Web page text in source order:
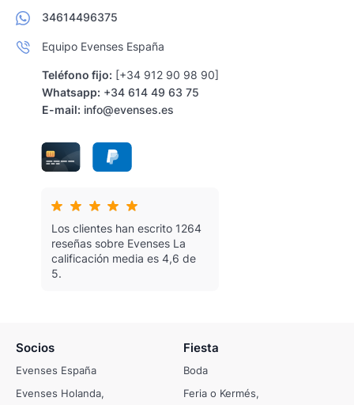
34614496375
Equipo Evenses España
Teléfono fijo: [+34 912 90 98 90]
Whatsapp: +34 614 49 63 75
E-mail: info@evenses.es
Los clientes han escrito 1264
reseñas sobre Evenses La
calificación media es 4,6 de
5.
Socios
Evenses España
Evenses Holanda
Fiesta
Boda
Feria o Kermés